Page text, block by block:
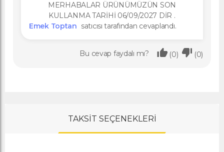
MERHABALAR ÜRÜNÜMÜZÜN SON
KULLANMA TARİHİ 06/09/2027 DİR .
Emek Toptan satıcısı tarafından cevaplandı.
Bu cevap faydalı mı? (0) (0)
TAKSİT SEÇENEKLERİ